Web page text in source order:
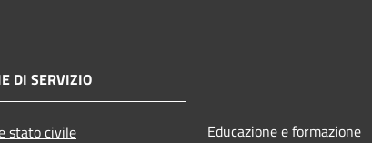
DI SERVIZIO
stato civile Educazione e formazione